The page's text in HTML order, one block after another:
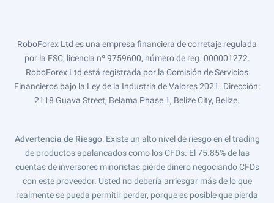
RoboForex Ltd es una empresa financiera de corretaje regulada
por la FSC, licencia nº 9759600, número de reg. 000001272.
RoboForex Ltd está registrada por la Comisión de Servicios
Financieros bajo la Ley de la Industria de Valores 2021. Dirección:
2118 Guava Street, Belama Phase 1, Belize City, Belize.
Advertencia de Riesgo: Existe un alto nivel de riesgo en el trading
de productos apalancados como los CFDs. El 75.85% de las
cuentas de inversores minoristas pierde dinero negociando CFDs
con este proveedor. Usted no debería arriesgar más de lo que
realmente se pueda permitir perder, porque es posible que pierda